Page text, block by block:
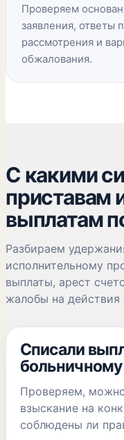
Проверяем
заявления, ответы
рассмотрения и
обжалования.
С какими
приставам
выплатам
Разбираем
исполнительному
выплаты, арест
жалобы на действия
Списали
больничному
Проверяем,
взыскание на
соблюдены ли